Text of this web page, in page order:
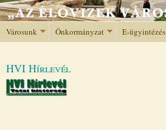
Városunk Önkormányzat E-ügyintézés
HVI Hírlevél